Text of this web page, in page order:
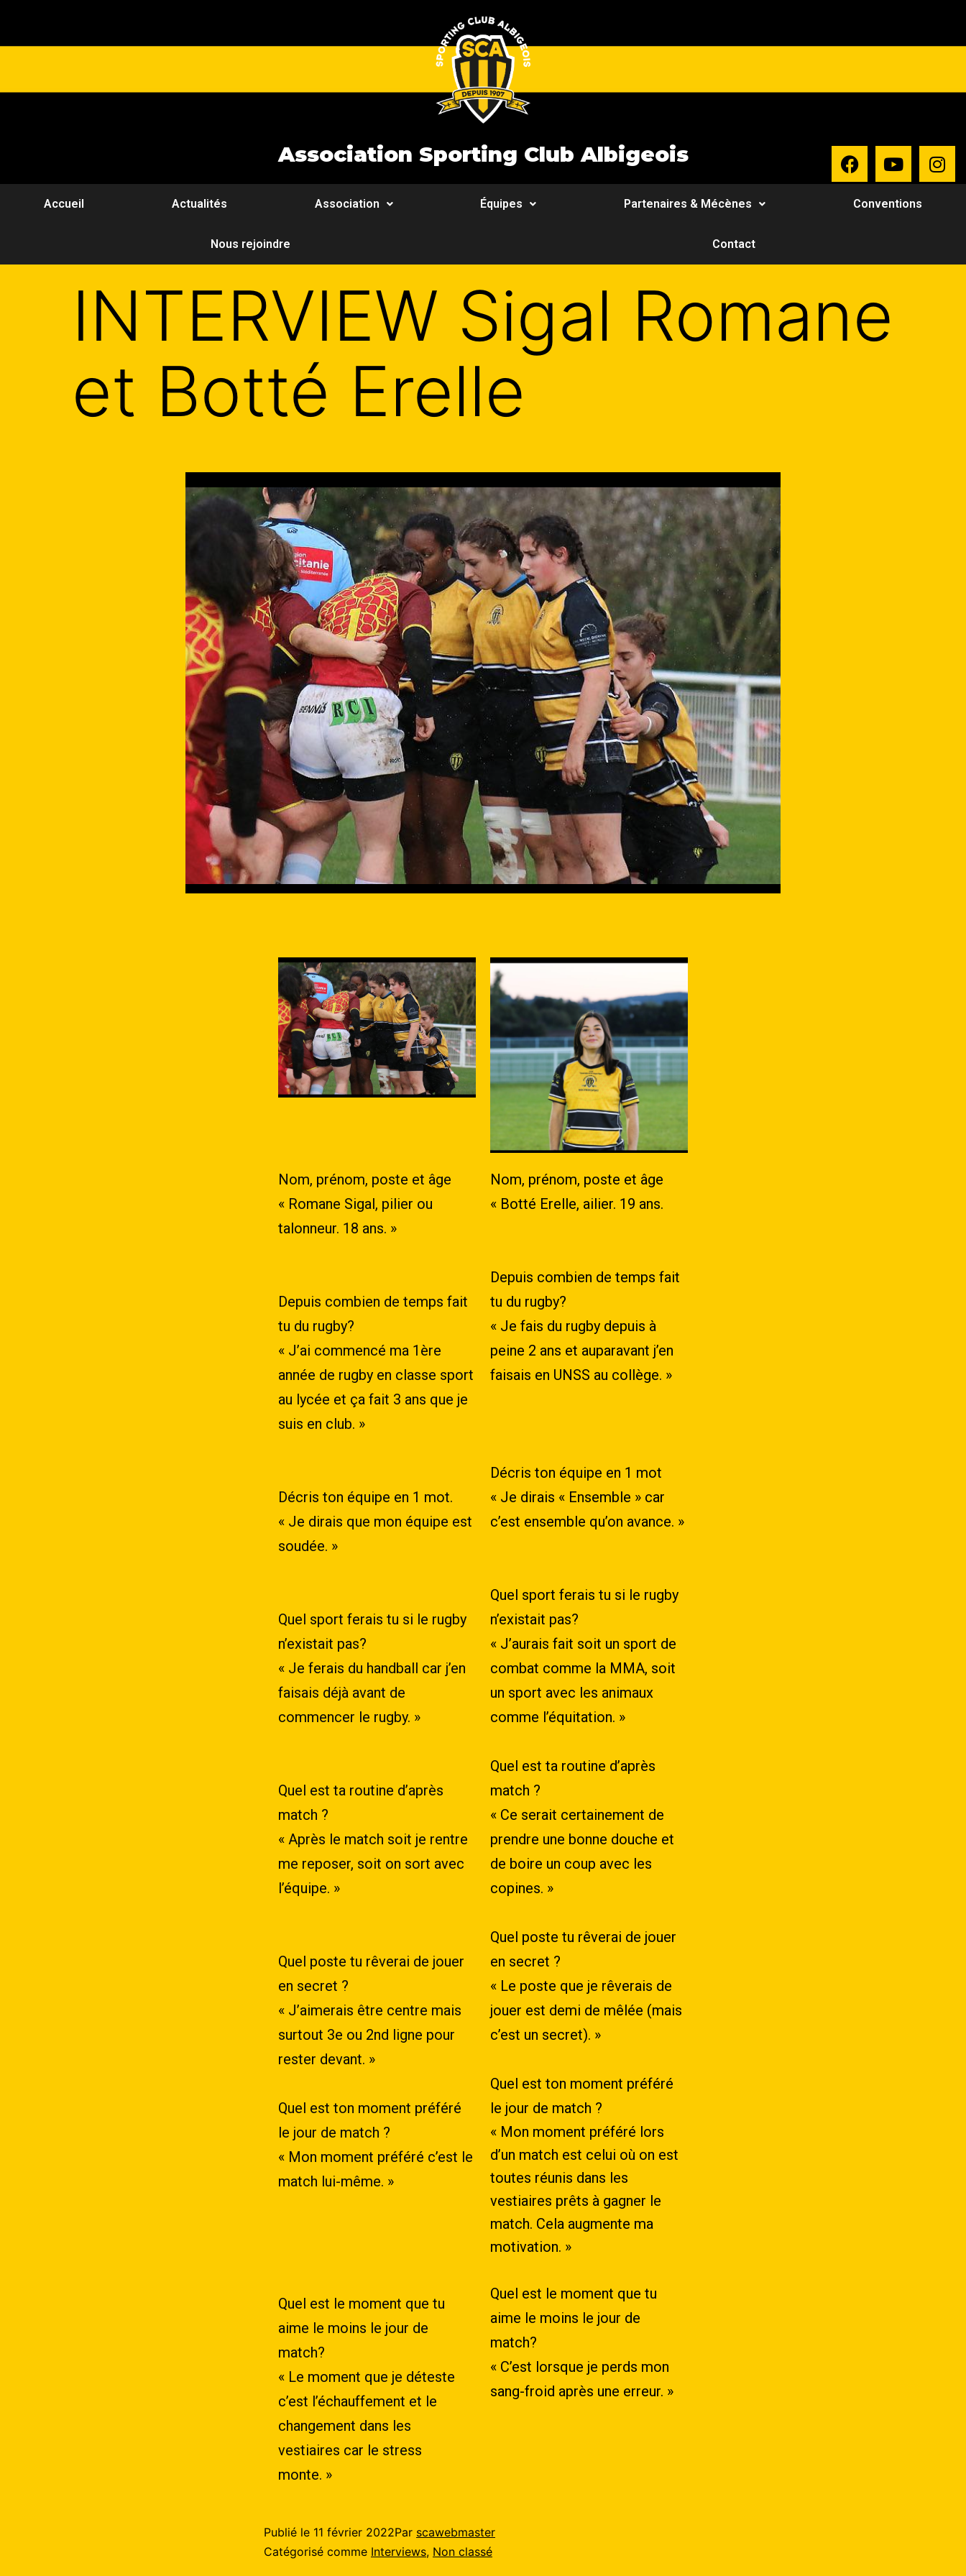
Association Sporting Club Albigeois
Accueil Actualités Association Équipes Partenaires & Mécènes Conventions
Nous rejoindre Contact
INTERVIEW Sigal Romane
et Botté Erelle
Nom, prénom, poste et âge
« Romane Sigal, pilier ou
talonneur. 18 ans. »
Depuis combien de temps fait
tu du rugby?
« J’ai commencé ma 1ère
année de rugby en classe sport
au lycée et ça fait 3 ans que je
suis en club. »
Décris ton équipe en 1 mot.
« Je dirais que mon équipe est
soudée. »
Quel sport ferais tu si le rugby
n’existait pas?
« Je ferais du handball car j’en
faisais déjà avant de
commencer le rugby. »
Quel est ta routine d’après
match ?
« Après le match soit je rentre
me reposer, soit on sort avec
l’équipe. »
Quel poste tu rêverai de jouer
en secret ?
« J’aimerais être centre mais
surtout 3e ou 2nd ligne pour
rester devant. »
Quel est ton moment préféré
le jour de match ?
« Mon moment préféré c’est le
match lui-même. »
Quel est le moment que tu
aime le moins le jour de
match?
« Le moment que je déteste
c’est l’échauffement et le
changement dans les
vestiaires car le stress
monte. »
Nom, prénom, poste et âge
« Botté Erelle, ailier. 19 ans.
Depuis combien de temps fait
tu du rugby?
« Je fais du rugby depuis à
peine 2 ans et auparavant j’en
faisais en UNSS au collège. »
Décris ton équipe en 1 mot
« Je dirais « Ensemble » car
c’est ensemble qu’on avance. »
Quel sport ferais tu si le rugby
n’existait pas?
« J’aurais fait soit un sport de
combat comme la MMA, soit
un sport avec les animaux
comme l’équitation. »
Quel est ta routine d’après
match ?
« Ce serait certainement de
prendre une bonne douche et
de boire un coup avec les
copines. »
Quel poste tu rêverai de jouer
en secret ?
« Le poste que je rêverais de
jouer est demi de mêlée (mais
c’est un secret). »
Quel est ton moment préféré
le jour de match ?
« Mon moment préféré lors
d’un match est celui où on est
toutes réunis dans les
vestiaires prêts à gagner le
match. Cela augmente ma
motivation. »
Quel est le moment que tu
aime le moins le jour de
match?
« C’est lorsque je perds mon
sang-froid après une erreur. »
Publié le 11 février 2022Par scawebmaster
Catégorisé comme Interviews, Non classé